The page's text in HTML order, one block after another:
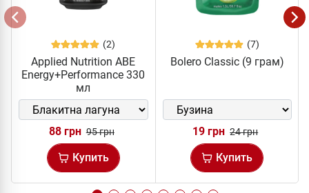
(2)
Applied Nutrition ABE
Energy+Performance 330
мл
88 грн 95 грн
Купить
(7)
Bolero Classic (9 грам)
19 грн 24 грн
Купить